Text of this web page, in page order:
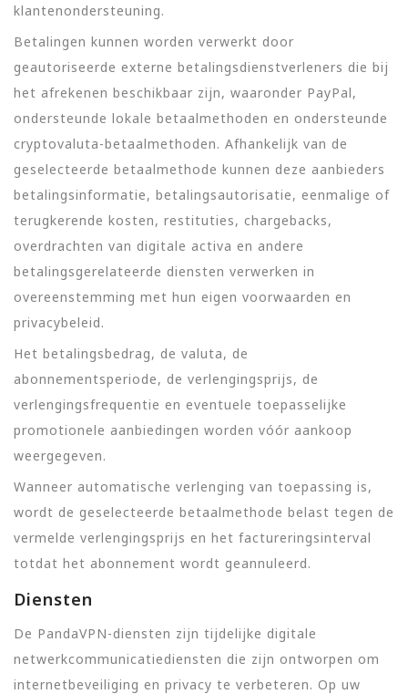
klantenondersteuning.
Betalingen kunnen worden verwerkt door
geautoriseerde externe betalingsdienstverleners die bij
het afrekenen beschikbaar zijn, waaronder PayPal,
ondersteunde lokale betaalmethoden en ondersteunde
cryptovaluta-betaalmethoden. Afhankelijk van de
geselecteerde betaalmethode kunnen deze aanbieders
betalingsinformatie, betalingsautorisatie, eenmalige of
terugkerende kosten, restituties, chargebacks,
overdrachten van digitale activa en andere
betalingsgerelateerde diensten verwerken in
overeenstemming met hun eigen voorwaarden en
privacybeleid.
Het betalingsbedrag, de valuta, de
abonnementsperiode, de verlengingsprijs, de
verlengingsfrequentie en eventuele toepasselijke
promotionele aanbiedingen worden vóór aankoop
weergegeven.
Wanneer automatische verlenging van toepassing is,
wordt de geselecteerde betaalmethode belast tegen de
vermelde verlengingsprijs en het factureringsinterval
totdat het abonnement wordt geannuleerd.
Diensten
De PandaVPN-diensten zijn tijdelijke digitale
netwerkcommunicatiediensten die zijn ontworpen om
internetbeveiliging en privacy te verbeteren. Op uw